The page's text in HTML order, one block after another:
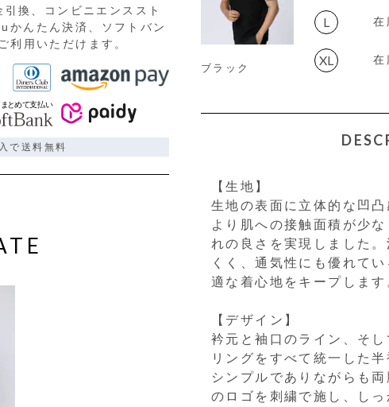
L 在
XL 在
ブラック
【生地】
生地の表面に立体的な凹
より肌への接触面積が少
れの良さを実現しました
くく、通気性にも優れて
適な着心地をキープします
【デザイン】
衿元と袖口のライン、そ
リングをすべて統一した半
シンプルでありながらも
のロゴを刺繍で施し、し
換、コンビニエンススト
かんたん決済、ソフトバン
用いただけます。
で送料無料